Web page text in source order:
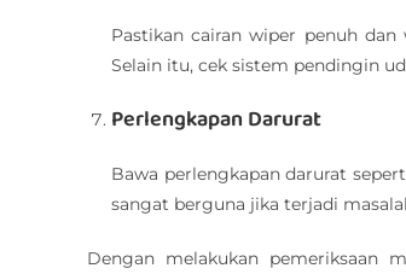
Pastikan cairan wiper penuh
Selain itu, cek sistem pendingin
Perlengkapan Darurat
Bawa perlengkapan darurat
sangat berguna jika terjadi
Dengan melakukan pemeriksaan